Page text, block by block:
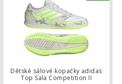
Dětské sálové kopačky adidas
Top Sala Competition II